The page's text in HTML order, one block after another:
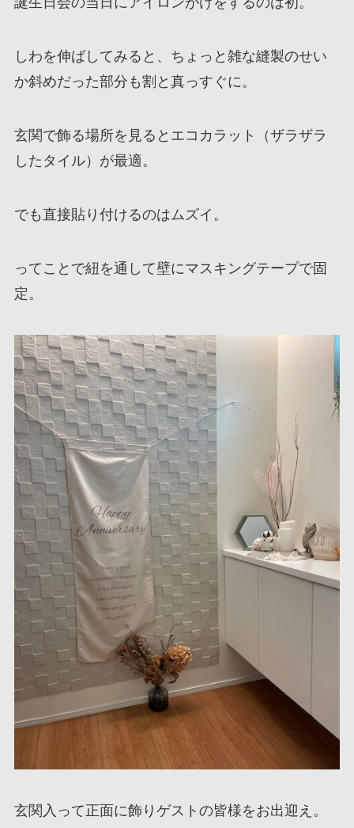
しわを伸ばしてみると、ちょっと雑な縫製のせい
か斜めだった部分も割と真っすぐに。
玄関で飾る場所を見るとエコカラット（ザラザラ
したタイル）が最適。
でも直接貼り付けるのはムズイ。
ってことで紐を通して壁にマスキングテープで固
定。
玄関入って正面に飾りゲストの皆様をお出迎え。